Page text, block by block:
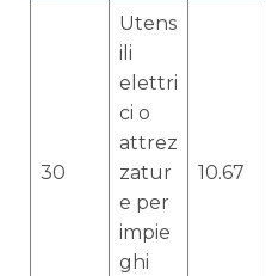
30
Utens
ili
elettri
ci o
attrez
zatur
e per
impie
ghi
10.67